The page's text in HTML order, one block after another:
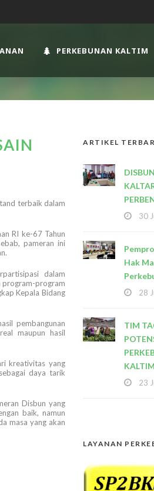
PERKEBUNAN KALTIM
terbaik dalam
RI ke-67 Tahun
pameran ini
dalam
program-program
Kepala Bidang
pembangunan
maupun hasil
kreativitas yang
daya tarik
Disbun yang
baik, namun
masa yang akan
ARTIKEL
30
Hak
28
TIM
KALTIM
23
LAYANAN